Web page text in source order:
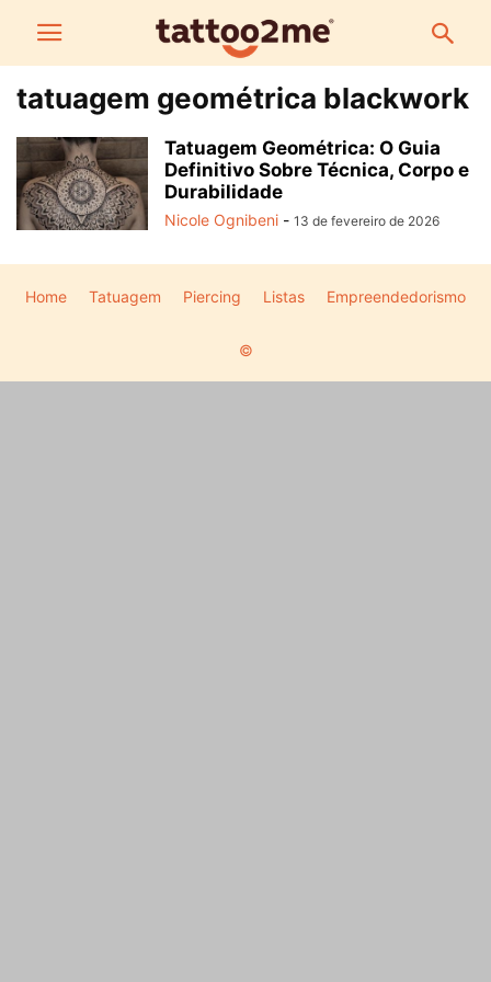
tatuagem geométrica blackwork
Tatuagem Geométrica: O Guia
Definitivo Sobre Técnica, Corpo e
Durabilidade
Nicole Ognibeni - 13 de fevereiro de 2026
Home Tatuagem Piercing Listas Empreendedorismo
©